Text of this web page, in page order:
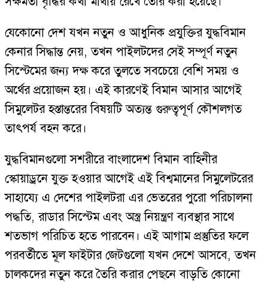
যেকোনো দেশ যখন নতুন ও আধুনিক প্রযুক্তির যুদ্ধবিমান
কেনার সিদ্ধান্ত নেয়, তখন পাইলটদের সেই সম্পূর্ণ নতুন
সিস্টেমের জন্য দক্ষ করে তুলতে সবচেয়ে বেশি সময় ও
অর্থের প্রয়োজন হয়। এই কারণেই বিমান আসার আগেই
সিমুলেটর হস্তান্তরের বিষয়টি অত্যন্ত গুরুত্বপূর্ণ কৌশলগত
তাৎপর্য বহন করে।
যুদ্ধবিমানগুলো সশরীরে বাংলাদেশ বিমান বাহিনীর
স্কোয়াড্রনে যুক্ত হওয়ার আগেই এই বিশ্বমানের সিমুলেটরের
সাহায্যে এ দেশের পাইলটরা এর ভেতরের পুরো পরিচালনা
পদ্ধতি, রাডার সিস্টেম এবং অস্ত্র নিয়ন্ত্রণ ব্যবস্থার সাথে
শতভাগ পরিচিত হতে পারবেন। এই আগাম প্রস্তুতির ফলে
পরবর্তীতে মূল ফাইটার জেটগুলো যখন দেশে আসবে, তখন
চালকদের নতুন করে তৈরি করার পেছনে বাড়তি কোনো